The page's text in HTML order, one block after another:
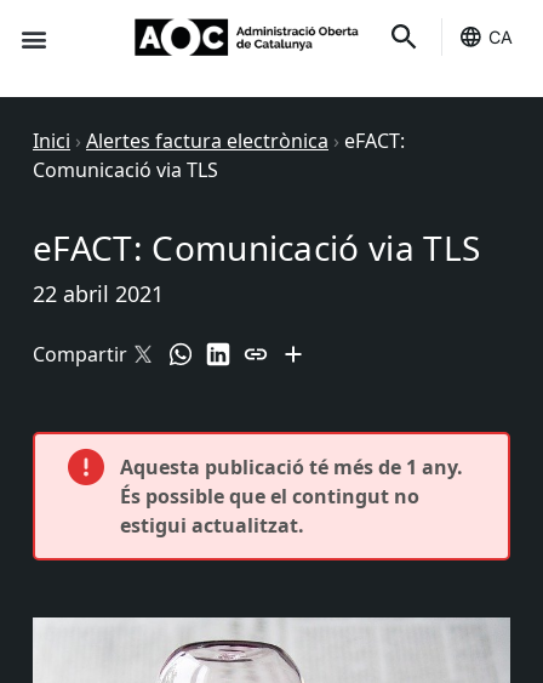
CA
Inici › Alertes factura electrònica › eFACT:
Comunicació via TLS
eFACT: Comunicació via TLS
22 abril 2021
Compartir
Aquesta publicació té més de 1 any.
És possible que el contingut no
estigui actualitzat.